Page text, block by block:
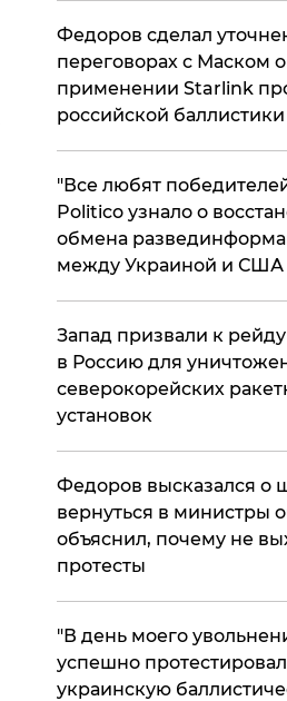
Федоров сделал
переговорах с Маском о
применении Starlink
российской баллистики
​"Все любят
Politico узнало о
обмена
между Украиной и США
Запад призвали к
в Россию для
северокорейских
установок
Федоров высказался о
вернуться в министры
объяснил, почему не
протесты
​"В день моего
успешно
украинскую